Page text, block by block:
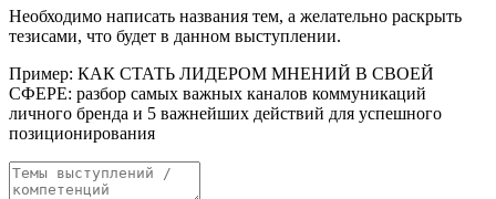
Необходимо написать названия тем, а желательно раскрыть
тезисами, что будет в данном выступлении.
Пример: КАК СТАТЬ ЛИДЕРОМ МНЕНИЙ В СВОЕЙ
СФЕРЕ: разбор самых важных каналов коммуникаций
личного бренда и 5 важнейших действий для успешного
позиционирования